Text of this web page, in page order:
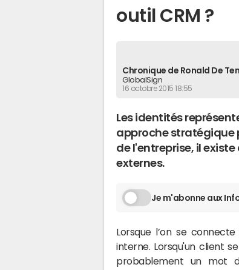
outil CRM ?
Chronique de Ronald De
GlobalSign
16 octobre 2015 18:55
Les identités
approche stratégique
de l'entreprise, il
externes.
Je m'abonne aux
Lorsque l’on se
interne. Lorsqu'un client
probablement un mot